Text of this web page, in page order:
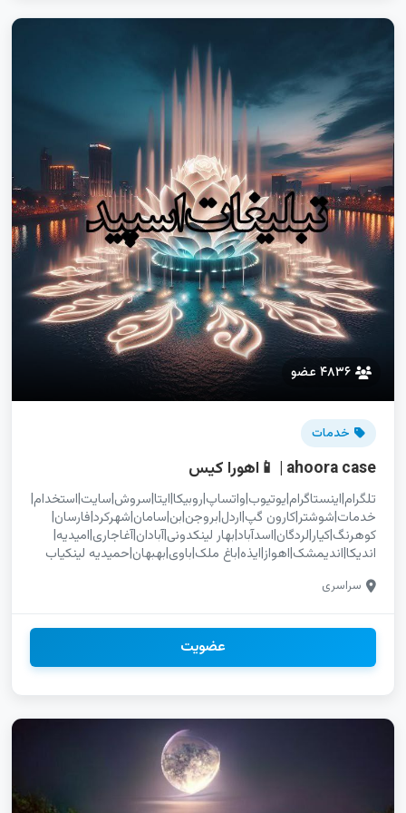
طرقبه شاندیز کاشمر کلات گناباد مشهد مه‌ولات
۴۸۳۶ عضو
خدمات
ahoora case | 📱اهورا کیس
تلگرام|اینستاگرام|یوتیوب|واتساپ|روبیکا|ایتا|سروش|سایت|استخدام|
خدمات|شوشتر|کارون گپ|اردل|بروجن|بن|سامان|شهرکرد|فارسان|
کوهرنگ|کیار|لردگان|اسدآباد|بهار لینکدونی|آبادان|آغاجاری|امیدیه|
اندیکا|اندیمشک|اهواز|ایذه|باغ ملک|باوی|بهبهان|حمیدیه لینکیاب
بهبهان|تلگرام بهبهان استخدام یوتیوب کردستان|بازاریابی اینستاگرام
نجف آباد|گروه چت دخترانه نجف آباد تبلیغات اینستاگرام فروشگاه|
آنلاین شاپ اینستاگرام|خدمات اینستاگرام ایرانی|آگهی پیج
اینستاگرام آنلاین شاپ اینستاگرام برای برندینگ|آگهی اینستاگرام
تلگرام|اینستاگرام|یوتیوب|واتساپ|روبیکا|ایتا|سروش|سایت|استخدام|
خدمات|عنبراباد|فاریاب گروه تلگرام برای برندینگ|گپ تلگرام ارزان|
چتکده تلگرام برای کسب‌وکارهای کوچک
سراسری
عضویت